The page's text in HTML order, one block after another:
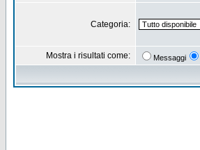
Categoria:
Mostra i risultati come: Messaggi